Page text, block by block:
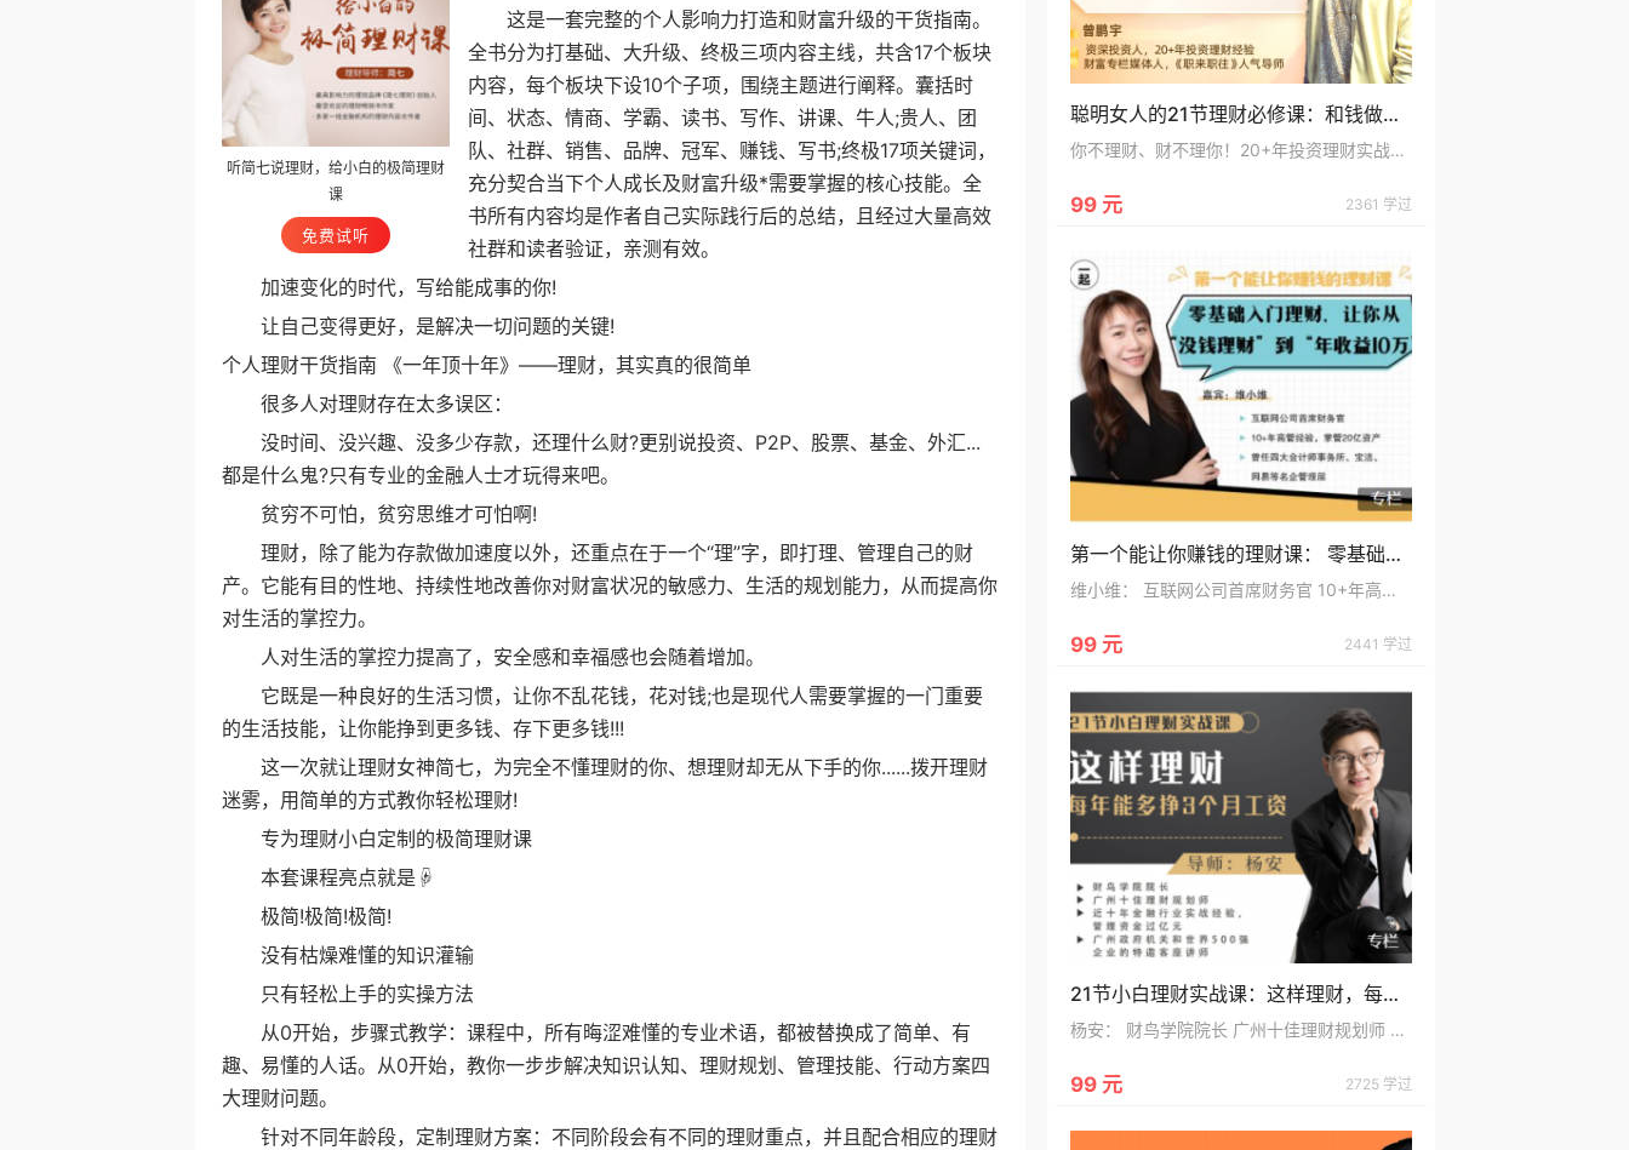
听简七说理财，给小白的极简理财
课
免费试听
这是一套完整的个人影响力打造和财富升级的干货指南。
全书分为打基础、大升级、终极三项内容主线，共含17个板块
内容，每个板块下设10个子项，围绕主题进行阐释。囊括时
间、状态、情商、学霸、读书、写作、讲课、牛人;贵人、团
队、社群、销售、品牌、冠军、赚钱、写书;终极17项关键词，
充分契合当下个人成长及财富升级*需要掌握的核心技能。全
书所有内容均是作者自己实际践行后的总结，且经过大量高效
社群和读者验证，亲测有效。
加速变化的时代，写给能成事的你!
让自己变得更好，是解决一切问题的关键!
个人理财干货指南 《一年顶十年》——理财，其实真的很简单
很多人对理财存在太多误区：
没时间、没兴趣、没多少存款，还理什么财?更别说投资、P2P、股票、基金、外汇...
都是什么鬼?只有专业的金融人士才玩得来吧。
贫穷不可怕，贫穷思维才可怕啊!
理财，除了能为存款做加速度以外，还重点在于一个“理”字，即打理、管理自己的财
产。它能有目的性地、持续性地改善你对财富状况的敏感力、生活的规划能力，从而提高你
对生活的掌控力。
人对生活的掌控力提高了，安全感和幸福感也会随着增加。
它既是一种良好的生活习惯，让你不乱花钱，花对钱;也是现代人需要掌握的一门重要
的生活技能，让你能挣到更多钱、存下更多钱!!!
这一次就让理财女神简七，为完全不懂理财的你、想理财却无从下手的你......拨开理财
迷雾，用简单的方式教你轻松理财!
专为理财小白定制的极简理财课
本套课程亮点就是☟
极简!极简!极简!
没有枯燥难懂的知识灌输
只有轻松上手的实操方法
从0开始，步骤式教学：课程中，所有晦涩难懂的专业术语，都被替换成了简单、有
趣、易懂的人话。从0开始，教你一步步解决知识认知、理财规划、管理技能、行动方案四
大理财问题。
针对不同年龄段，定制理财方案：不同阶段会有不同的理财重点，并且配合相应的理财
聪明女人的21节理财必修课：和钱做朋友，为你积累财富/ 高品质生活/不迷茫人生
你不理财、财不理你！20+年投资理财实战的理财专家曾鹏宇，为你讲述聪明女人的21节理财必修课：和钱做朋友，为你积累财富/ 高品质生活/不迷茫人生
99 元 2361 学过
第一个能让你赚钱的理财课： 零基础入门理财，让你从“没钱理财”到“年收益10万”
维小维： 互联网公司首席财务官 10+年高管经验，掌管20亿资产 曾任四大会计师事务所、宝洁、网易等名企管理层
99 元 2441 学过
21节小白理财实战课：这样理财，每年能多挣3个月工资
杨安： 财鸟学院院长 广州十佳理财规划师 近十年金融行业实战经验 管理资产过亿元
99 元 2725 学过